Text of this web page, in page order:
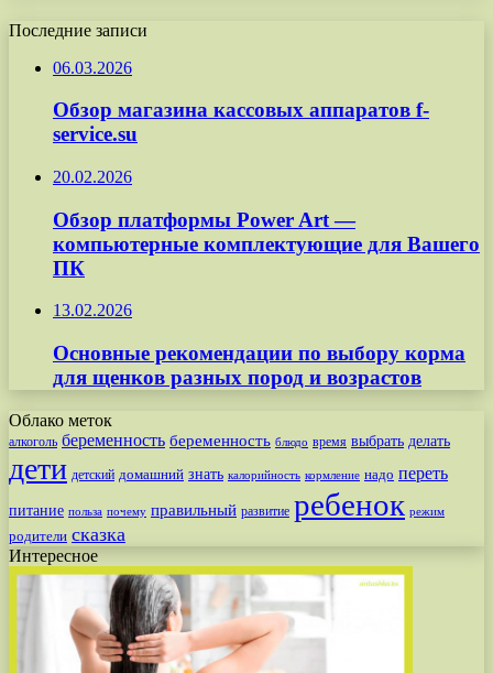
Последние записи
06.03.2026
Обзор магазина кассовых аппаратов f-
service.su
20.02.2026
Обзор платформы Power Art —
компьютерные комплектующие для Вашего
ПК
13.02.2026
Основные рекомендации по выбору корма
для щенков разных пород и возрастов
Облако меток
алкоголь беременность беременность блюдо время выбрать делать
дети детский домашний знать калорийность кормление надо переть
питание польза почему правильный развитие ребенок режим
родители сказка
Интересное